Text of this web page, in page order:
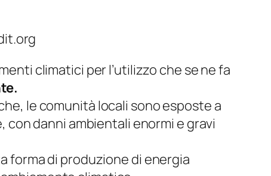
climatici per l’utilizzo che se ne fa
le comunità locali sono esposte a
danni ambientali enormi e gravi
forma di produzione di energia